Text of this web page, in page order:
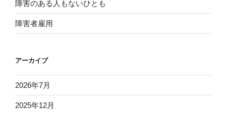
障害のある人もないひとも
障害者雇用
アーカイブ
2026年7月
2025年12月